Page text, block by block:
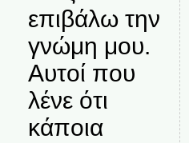
επιβάλω την
γνώμη μου.
Αυτοί που
λένε ότι
κάποια